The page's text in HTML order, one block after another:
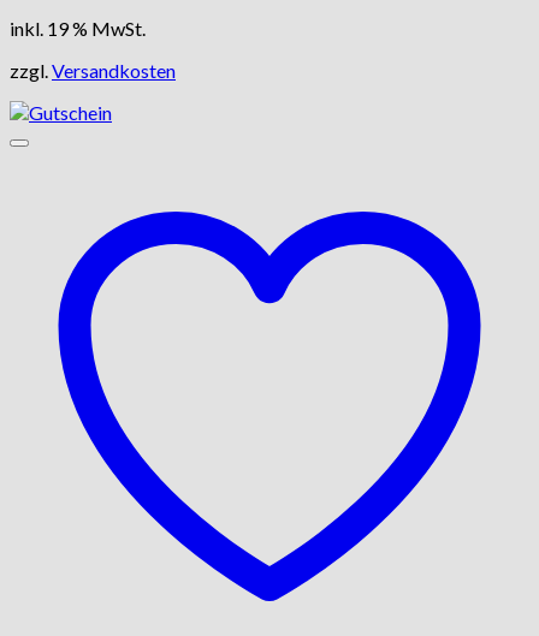
inkl. 19 % MwSt.
zzgl.Versandkosten